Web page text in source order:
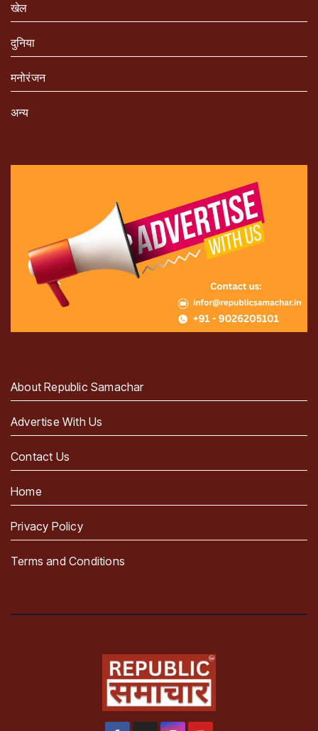
खेल
दुनिया
मनोरंजन
अन्य
About Republic Samachar
Advertise With Us
Contact Us
Home
Privacy Policy
Terms and Conditions